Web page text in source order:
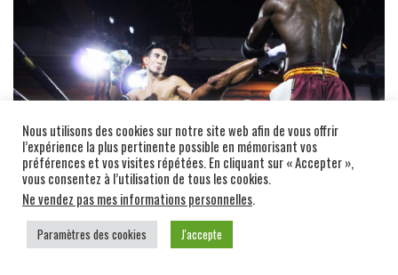
Nous utilisons des cookies sur notre site web afin de vous offrir
l’expérience la plus pertinente possible en mémorisant vos
préférences et vos visites répétées. En cliquant sur « Accepter »,
vous consentez à l’utilisation de tous les cookies.
Ne vendez pas mes informations personnelles.
Paramètres des cookies J'accepte